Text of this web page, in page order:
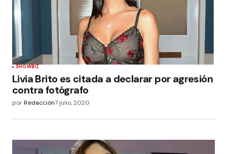
SHOWBIZ
Livia Brito es citada a declarar por agresión
contra fotógrafo
porRedacción7 julio, 2020